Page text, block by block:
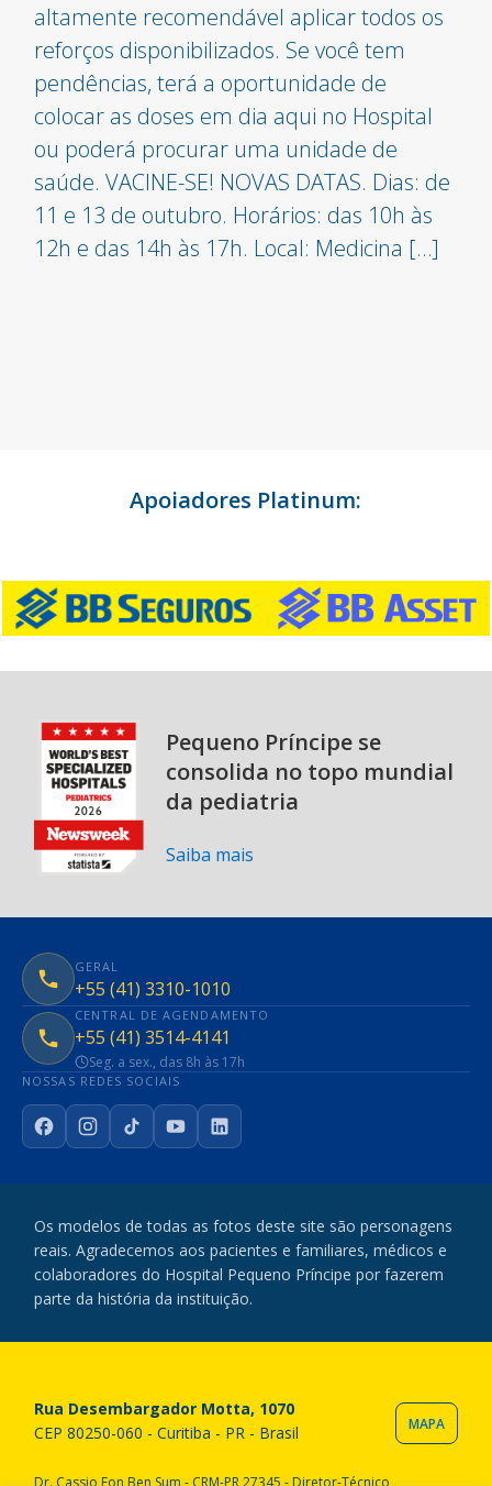
altamente recomendável aplicar todos os
reforços disponibilizados. Se você tem
pendências, terá a oportunidade de
colocar as doses em dia aqui no Hospital
ou poderá procurar uma unidade de
saúde. VACINE-SE! NOVAS DATAS. Dias: de
11 e 13 de outubro. Horários: das 10h às
12h e das 14h às 17h. Local: Medicina […]
Apoiadores Platinum:
Pequeno Príncipe se
consolida no topo mundial
da pediatria
Saiba mais
GERAL
+55 (41) 3310-1010
CENTRAL DE AGENDAMENTO
+55 (41) 3514-4141
Seg. a sex., das 8h às 17h
NOSSAS REDES SOCIAIS
FacebookInstagram
TikTokYouTubeLinkedIn
Os modelos de todas as fotos deste site são personagens
reais. Agradecemos aos pacientes e familiares, médicos e
colaboradores do Hospital Pequeno Príncipe por fazerem
parte da história da instituição.
Rua Desembargador Motta, 1070
CEP 80250-060 - Curitiba - PR - Brasil
MAPA
Dr. Cassio Fon Ben Sum - CRM-PR 27345 - Diretor-Técnico